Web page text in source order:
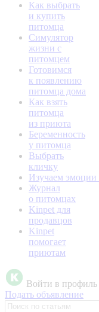
Как выбрать
и купить
питомца
Симулятор
жизни с
питомцем
Готовимся
к появлению
питомца дома
Как взять
питомца
из приюта
Беременность
у питомца
Выбрать
кличку
Изучаем эмоции
Журнал
о питомцах
Kinpet для
продавцов
Kinpet
помогает
приютам
Войти в профиль
Подать объявление